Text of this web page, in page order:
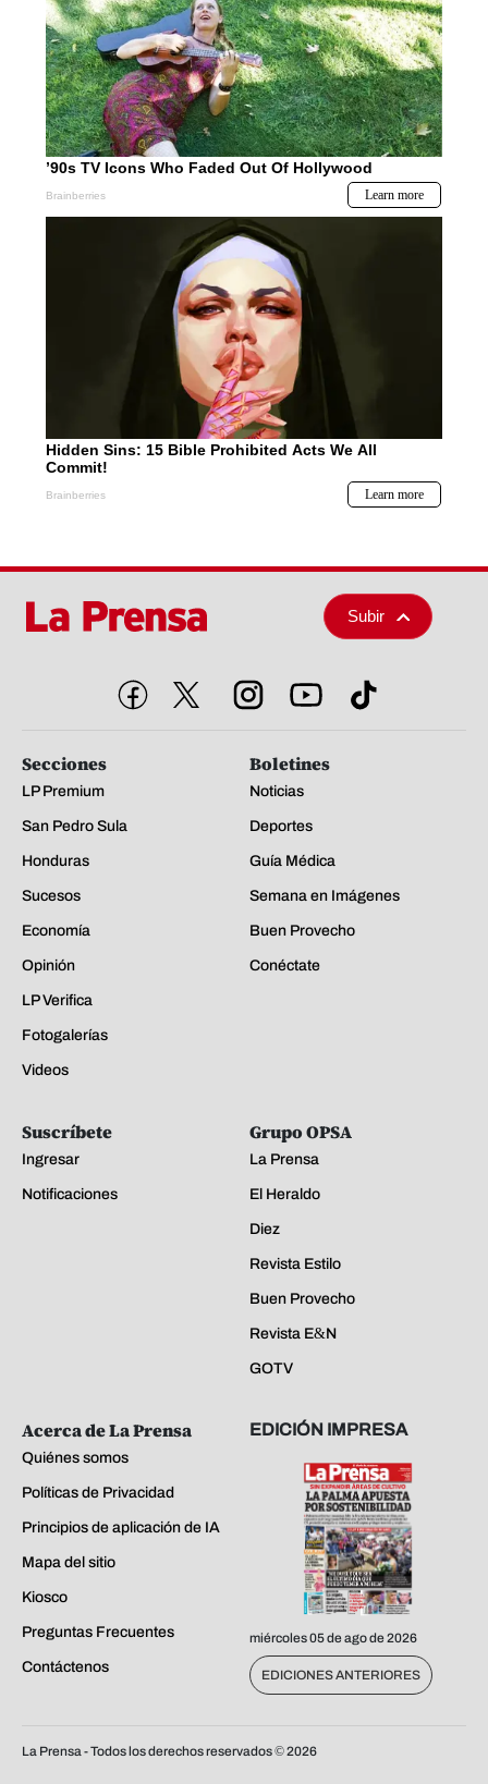
Subir
Secciones
LP Premium
San Pedro Sula
Honduras
Sucesos
Economía
Opinión
LP Verifica
Fotogalerías
Videos
Boletines
Noticias
Deportes
Guía Médica
Semana en Imágenes
Buen Provecho
Conéctate
Suscríbete
Ingresar
Notificaciones
Grupo OPSA
La Prensa
El Heraldo
Diez
Revista Estilo
Buen Provecho
Revista E&N
GOTV
Acerca de La Prensa
Quiénes somos
Políticas de Privacidad
Principios de aplicación de IA
Mapa del sitio
Kiosco
Preguntas Frecuentes
Contáctenos
EDICIÓN IMPRESA
miércoles 05 de ago de 2026
EDICIONES ANTERIORES
La Prensa - Todos los derechos reservados ©2026